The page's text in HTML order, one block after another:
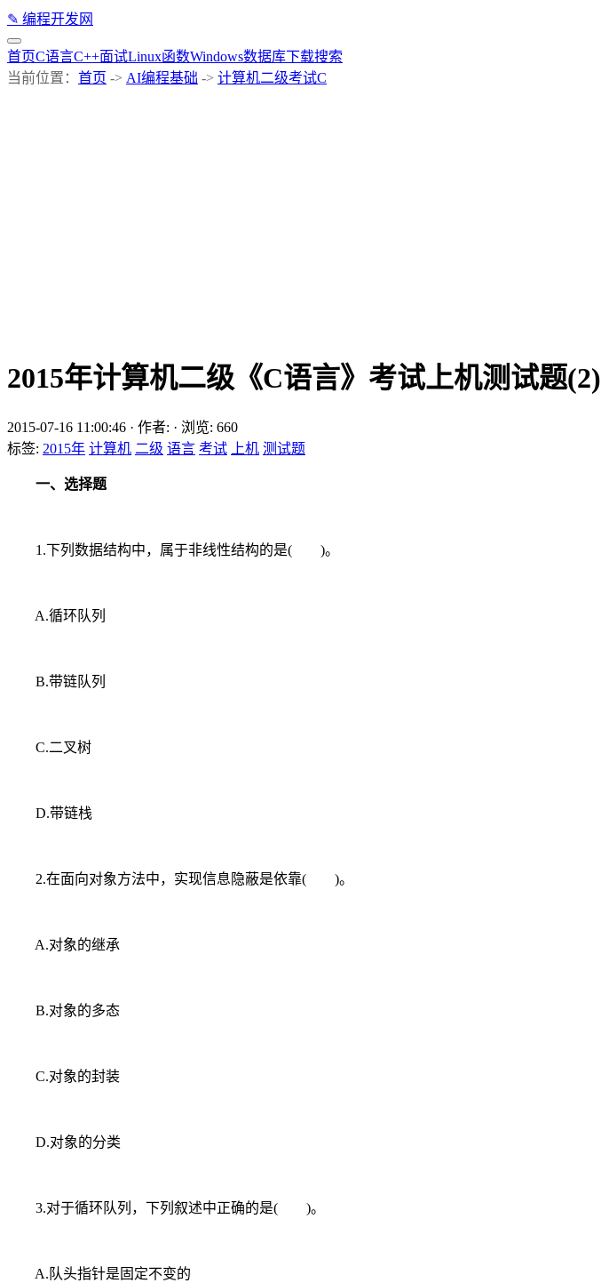
✎ 编程开发网
首页C语言C++面试Linux函数Windows数据库下载搜索
当前位置： 首页 -> AI编程基础 -> 计算机二级考试C
2015年计算机二级《C语言》考试上机测试题(2)
2015-07-16 11:00:46 · 作者: · 浏览: 660
标签: 2015年 计算机 二级 语言 考试 上机 测试题
一、选择题
1.下列数据结构中，属于非线性结构的是( )。
A.循环队列
B.带链队列
C.二叉树
D.带链栈
2.在面向对象方法中，实现信息隐蔽是依靠( )。
A.对象的继承
B.对象的多态
C.对象的封装
D.对象的分类
3.对于循环队列，下列叙述中正确的是( )。
A.队头指针是固定不变的